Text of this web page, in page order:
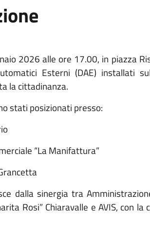
2026 alle ore 17.00, in piazza
Esterni (DAE) installati
la cittadinanza.
stati posizionati presso:
“La Manifattura”
dalla sinergia tra
Rosi” Chiaravalle e AVIS, con